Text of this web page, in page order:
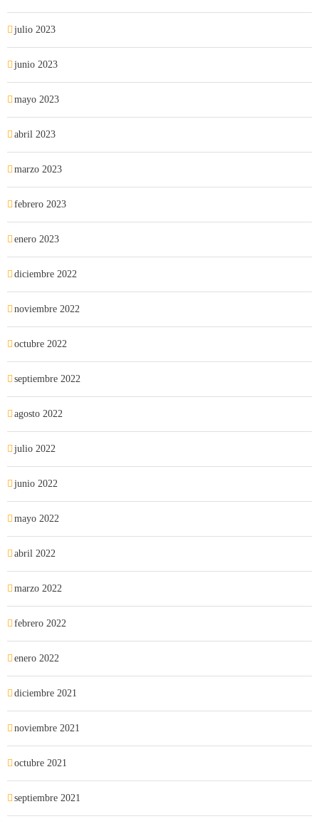
julio 2023
junio 2023
mayo 2023
abril 2023
marzo 2023
febrero 2023
enero 2023
diciembre 2022
noviembre 2022
octubre 2022
septiembre 2022
agosto 2022
julio 2022
junio 2022
mayo 2022
abril 2022
marzo 2022
febrero 2022
enero 2022
diciembre 2021
noviembre 2021
octubre 2021
septiembre 2021